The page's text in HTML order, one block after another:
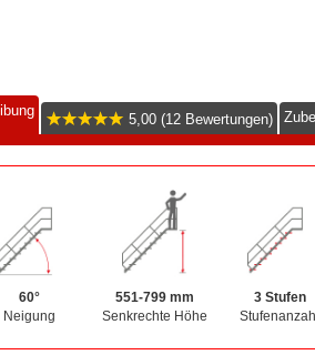
5,00 (12 Bewertungen)
60°
Neigung
551-799 mm
Senkrechte Höhe
3 Stufen
Stufenanzahl